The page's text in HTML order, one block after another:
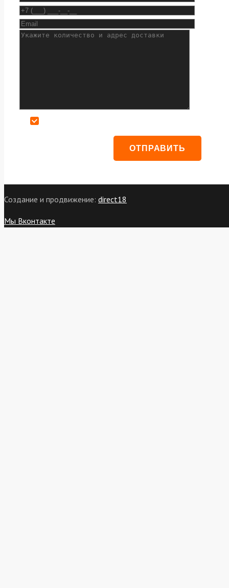
Создание и продвижение: direct18
Мы Вконтакте